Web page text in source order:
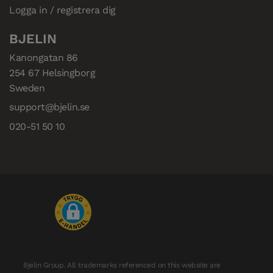
Logga in / registrera dig
BJELIN
Kanongatan 86
254 67 Helsingborg
Sweden
support@bjelin.se
020-51 50 10
Bjelin Group. All trademarks referenced on this website are